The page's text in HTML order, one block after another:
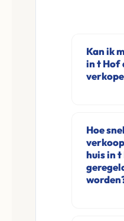
Kan ik
in t Hof
direct
Hoe
huis in